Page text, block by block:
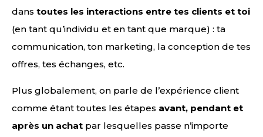
dans toutes les interactions entre tes clients et toi
(en tant qu’individu et en tant que marque) : ta
communication, ton marketing, la conception de tes
offres, tes échanges, etc.
Plus globalement, on parle de l’expérience client
comme étant toutes les étapes avant, pendant et
après un achat par lesquelles passe n’importe